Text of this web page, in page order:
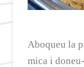
Aboqueu la
mica i